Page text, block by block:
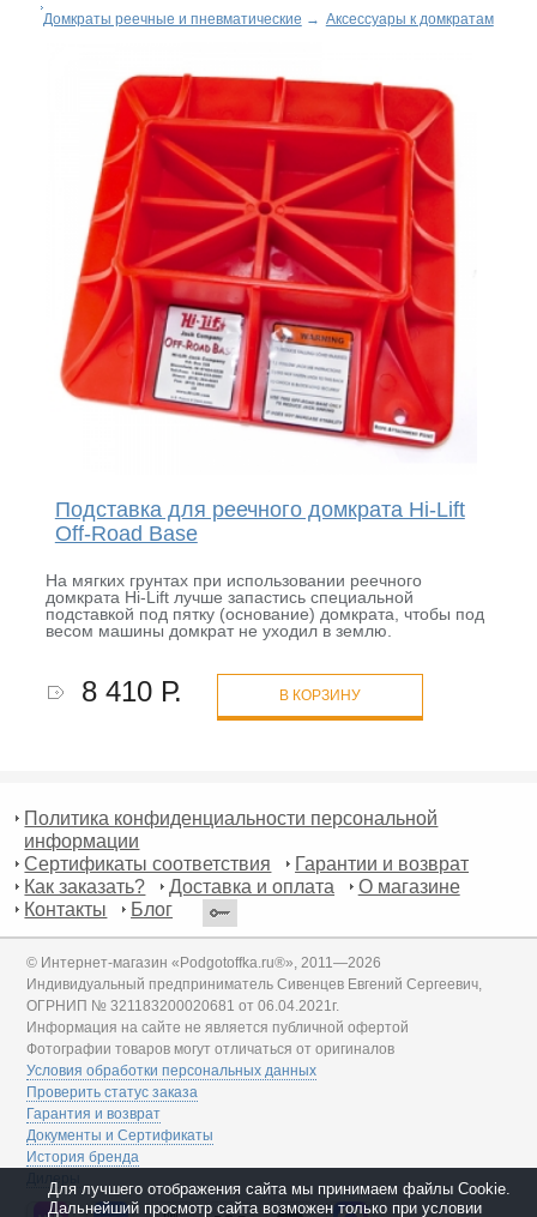
Домкраты реечные и пневматические → Аксессуары к домкратам
Подставка для реечного домкрата Hi-Lift
Off-Road Base
На мягких грунтах при использовании реечного
домкрата Hi-Lift лучше запастись специальной
подставкой под пятку (основание) домкрата, чтобы под
весом машины домкрат не уходил в землю.
8 410 Р. В КОРЗИНУ
Политика конфиденциальности персональной
информации
Сертификаты соответствия
Гарантии и возврат
Как заказать?
Доставка и оплата
О магазине
Контакты
Блог
© Интернет-магазин «Podgotoffka.ru®», 2011—2026
Индивидуальный предприниматель Сивенцев Евгений Сергеевич,
ОГРНИП № 321183200020681 от 06.04.2021г.
Информация на сайте не является публичной офертой
Фотографии товаров могут отличаться от оригиналов
Условия обработки персональных данных
Проверить статус заказа
Гарантия и возврат
Документы и Сертификаты
История бренда
Дилеры
Для лучшего отображения сайта мы принимаем файлы Cookie.
Дальнейший просмотр сайта возможен только при условии